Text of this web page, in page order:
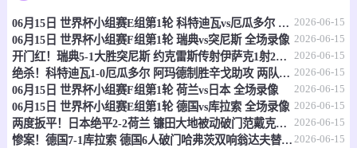
情报
乌兹职联 06-15 20:30 直播中
费尔干纳FA 0 - 0 哈沃尔罕
情报
06月15日 世界杯小组赛E组第1轮 科特迪瓦vs厄瓜多尔 全场录像 2026-06-15
06月15日 世界杯小组赛F组第1轮 瑞典vs突尼斯 全场录像 2026-06-15
开门红！瑞典5-1大胜突尼斯 约克雷斯传射伊萨克1射2传阿亚里双响 2026-06-15
绝杀！科特迪瓦1-0厄瓜多尔 阿玛德制胜辛戈助攻 两队4中门框 2026-06-15
06月15日 世界杯小组赛F组第1轮 荷兰vs日本 全场录像 2026-06-15
06月15日 世界杯小组赛E组第1轮 德国vs库拉索 全场录像 2026-06-15
两度扳平！日本绝平2-2荷兰 镰田大地被动破门范戴克世界杯首球 2026-06-15
惨案！德国7-1库拉索 德国6人破门哈弗茨双响翁达夫替补1射2传 2026-06-15